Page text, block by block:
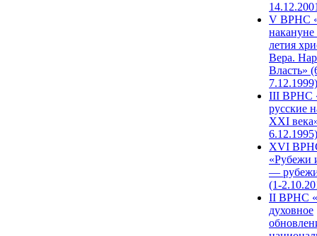
V ВРНС
накануне
летия
Вера.
Власть»
7.12.1999)
III ВРНС
русские
XXI
6.12.1995)
XVI
«Рубежи
—
(1-
II ВРНС
духовное